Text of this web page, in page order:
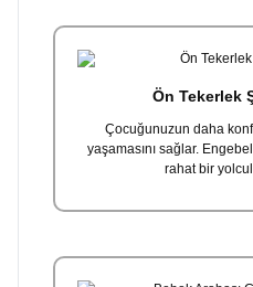
Ön Tekerlek
Çocuğunuzun daha
yaşamasını sağlar.
rahat bir